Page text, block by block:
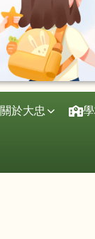
關於大忠